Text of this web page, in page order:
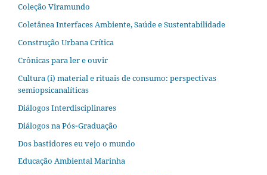
Coleção Viramundo
Coletânea Interfaces Ambiente, Saúde e Sustentabilidade
Construção Urbana Crítica
Crônicas para ler e ouvir
Cultura (i) material e rituais de consumo: perspectivas
semiopsicanalíticas
Diálogos Interdisciplinares
Diálogos na Pós‐Graduação
Dos bastidores eu vejo o mundo
Educação Ambiental Marinha